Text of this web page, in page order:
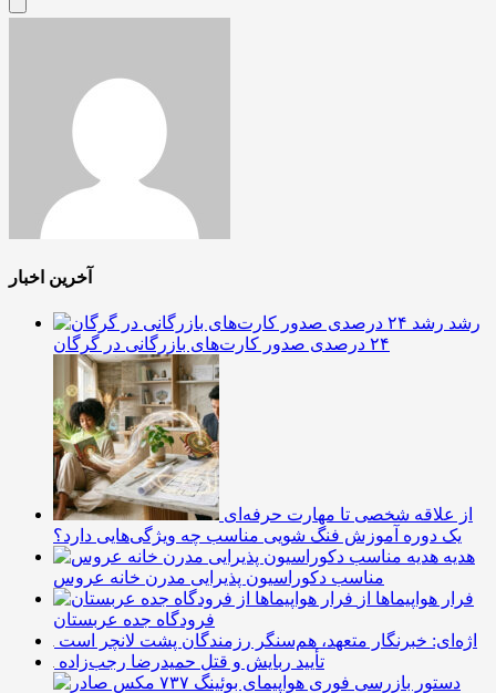
آخرین اخبار
رشد
۲۴ درصدی صدور کارت‌های بازرگانی در گرگان
از علاقه شخصی تا مهارت حرفه‌ای
یک دوره آموزش فنگ شویی مناسب چه ویژگی‌هایی دارد؟
هدیه
مناسب دکوراسیون پذیرایی مدرن خانه عروس
فرار هواپیماها از
فرودگاه جده عربستان
اژه‌ای: خبرنگار متعهد، هم‌سنگر رزمندگان پشت لانچر است
تأیید ربایش و قتل حمیدرضا رجب‌زاده